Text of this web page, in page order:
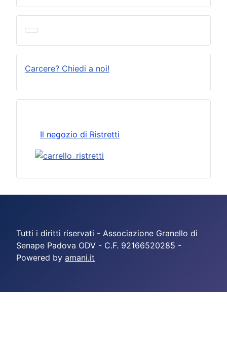
Carcere? Chiedi a noi!
Il negozio di Ristretti
Tutti i diritti riservati - Associazione Granello di
Senape Padova ODV - C.F. 92166520285 -
Powered by amani.it